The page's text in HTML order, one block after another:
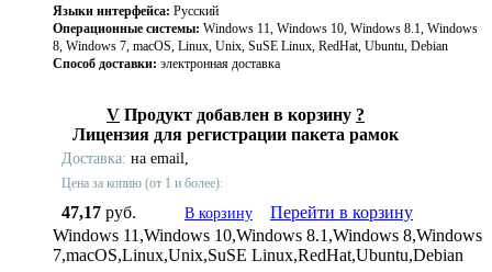
Языки интерфейса: Русский
Операционные системы: Windows 11, Windows 10, Windows 8.1, Windows
8, Windows 7, macOS, Linux, Unix, SuSE Linux, RedHat, Ubuntu, Debian
Способ доставки: электронная доставка
V Продукт добавлен в корзину ?
Лицензия для регистрации пакета рамок
Доставка: на email,
Цена за копию (от 1 и более):
47,17 руб. В корзину
Перейти в корзину
Windows 11,Windows 10,Windows 8.1,Windows 8,Windows
7,macOS,Linux,Unix,SuSE Linux,RedHat,Ubuntu,Debian